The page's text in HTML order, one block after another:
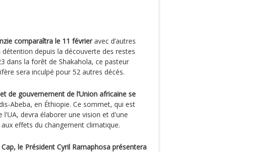
comparaîtra le 11 févrieravec d’autres
depuis la découverte des restes
dans la forêt de Shakahola, ce pasteur
sera inculpé pour 52 autres décès.
de gouvernement de l’Union africaine se
Abeba, en Éthiopie. Ce sommet, qui est
devra élaborer une vision et d'une
effets du changement climatique.
le Président Cyril Ramaphosa présentera